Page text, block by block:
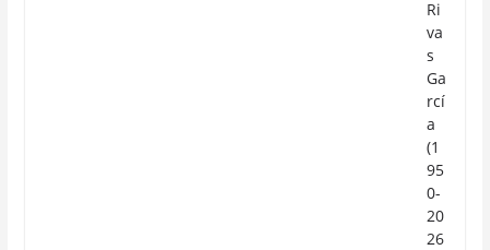
Ri
va
s
Ga
rcí
a
(1
95
0-
20
26